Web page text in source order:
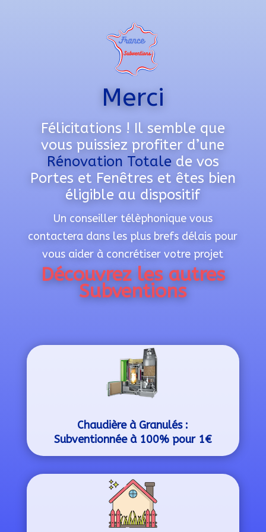
Merci
Félicitations ! Il semble que
vous puissiez profiter d’une
Rénovation Totalede vos
Portes et Fenêtres et êtes bien
éligible au dispositif
Un conseiller télèphonique vous
contactera dans les plus brefs délais pour
vous aider à concrétiser votre projet
Découvrez les autres
Subventions
Chaudière à Granulés :
Subventionnée à 100% pour 1€